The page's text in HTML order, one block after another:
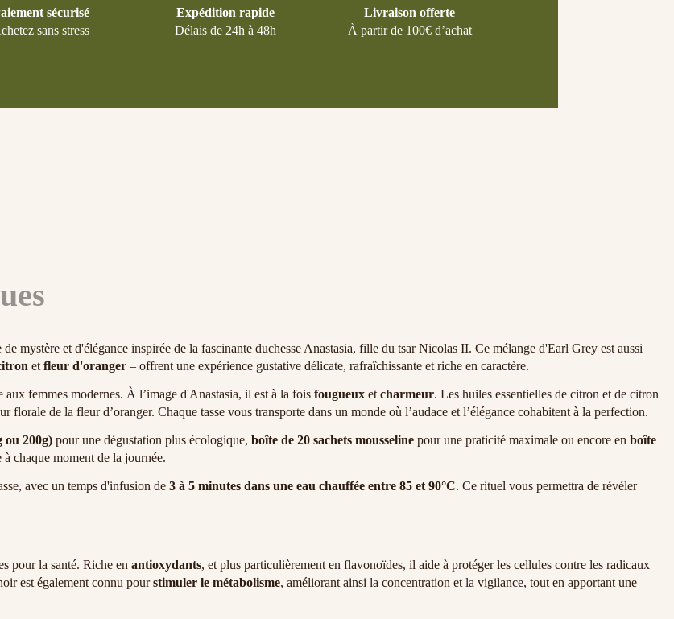
sécurisé
sans stress
Expédition rapide
Délais de 24h à 48h
Livraison offerte
À partir de 100€ d’achat
mystère et d'élégance inspirée de la fascinante duchesse Anastasia, fille du tsar Nicolas II. Ce mélange d'Earl Grey est aussi
et fleur d'oranger – offrent une expérience gustative délicate, rafraîchissante et riche en caractère.
femmes modernes. À l’image d'Anastasia, il est à la fois fougueux et charmeur. Les huiles essentielles de citron et de citron
de la fleur d’oranger. Chaque tasse vous transporte dans un monde où l’audace et l’élégance cohabitent à la perfection.
ou 200g) pour une dégustation plus écologique, boîte de 20 sachets mousseline pour une praticité maximale ou encore en boîte
chaque moment de la journée.
avec un temps d'infusion de 3 à 5 minutes dans une eau chauffée entre 85 et 90°C. Ce rituel vous permettra de révéler
pour la santé. Riche en antioxydants, et plus particulièrement en flavonoïdes, il aide à protéger les cellules contre les radicaux
est également connu pourstimuler le métabolisme, améliorant ainsi la concentration et la vigilance, tout en apportant une